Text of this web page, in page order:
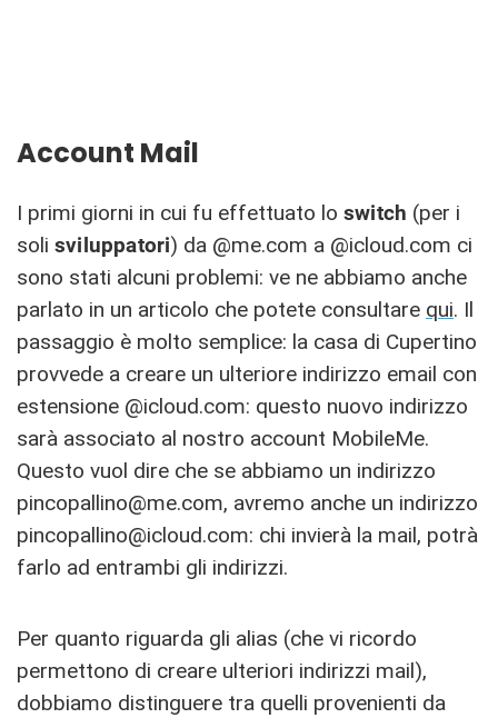
Account Mail
I primi giorni in cui fu effettuato lo switch (per i
soli sviluppatori) da @me.com a @icloud.com ci
sono stati alcuni problemi: ve ne abbiamo anche
parlato in un articolo che potete consultare qui. Il
passaggio è molto semplice: la casa di Cupertino
provvede a creare un ulteriore indirizzo email con
estensione @icloud.com: questo nuovo indirizzo
sarà associato al nostro account MobileMe.
Questo vuol dire che se abbiamo un indirizzo
pincopallino@me.com, avremo anche un indirizzo
pincopallino@icloud.com: chi invierà la mail, potrà
farlo ad entrambi gli indirizzi.
Per quanto riguarda gli alias (che vi ricordo
permettono di creare ulteriori indirizzi mail),
dobbiamo distinguere tra quelli provenienti da